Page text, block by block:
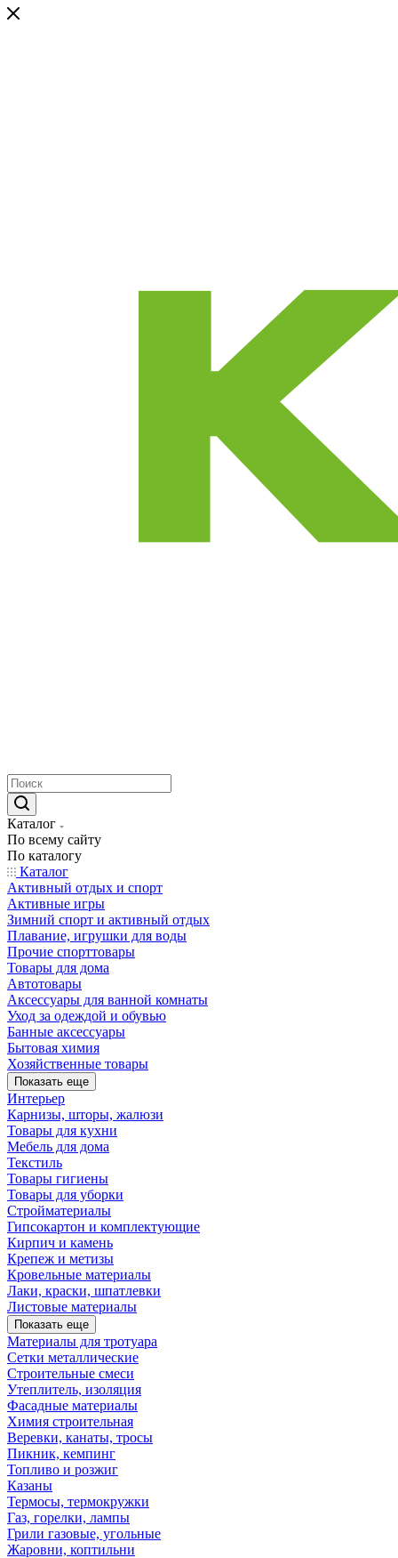
Каталог
По всему сайту
По каталогу
Каталог
Активный отдых и спорт
Активные игры
Зимний спорт и активный отдых
Плавание, игрушки для воды
Прочие спорттовары
Товары для дома
Автотовары
Аксессуары для ванной комнаты
Уход за одеждой и обувью
Банные аксессуары
Бытовая химия
Хозяйственные товары
Показать еще
Интерьер
Карнизы, шторы, жалюзи
Товары для кухни
Мебель для дома
Текстиль
Товары гигиены
Товары для уборки
Стройматериалы
Гипсокартон и комплектующие
Кирпич и камень
Крепеж и метизы
Кровельные материалы
Лаки, краски, шпатлевки
Листовые материалы
Показать еще
Материалы для тротуара
Сетки металлические
Строительные смеси
Утеплитель, изоляция
Фасадные материалы
Химия строительная
Веревки, канаты, тросы
Пикник, кемпинг
Топливо и розжиг
Казаны
Термосы, термокружки
Газ, горелки, лампы
Грили газовые, угольные
Жаровни, коптильни